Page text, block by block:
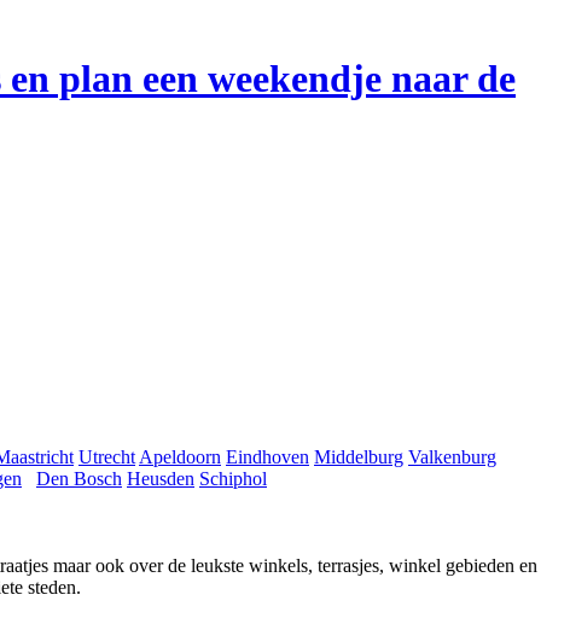
plan een weekendje naar de
Utrecht Apeldoorn Eindhoven Middelburg Valkenburg
Den Bosch Heusden Schiphol
maar ook over de leukste winkels, terrasjes, winkel gebieden en
steden.